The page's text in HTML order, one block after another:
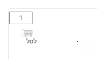
כמות
של
פלואורייט
לסל